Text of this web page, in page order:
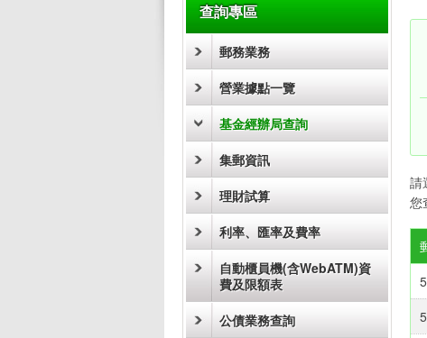
查詢專區
郵務業務
營業據點一覽
基金經辦局查詢
集郵資訊
理財試算
利率、匯率及費率
自動櫃員機(含WebATM)資
費及限額表
公債業務查詢
請
您